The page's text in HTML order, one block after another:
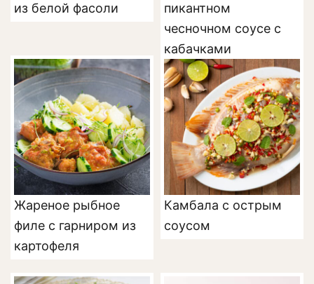
из белой фасоли
пикантном
чесночном соусе с
кабачками
Жареное рыбное
филе с гарниром из
картофеля
Камбала с острым
соусом